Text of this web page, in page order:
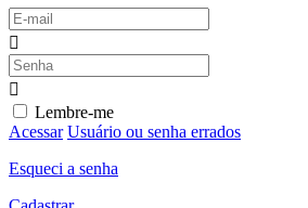
Lembre-me
Acessar Usuário ou senha errados
Esqueci a senha